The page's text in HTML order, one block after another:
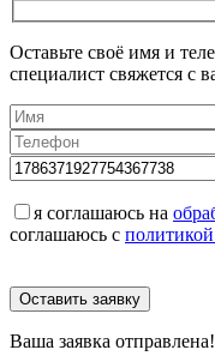
Оставьте своё имя и
специалист свяжется с
я соглашаюсь на
соглашаюсь с
Оставить заявку
Ваша заявка отправлена!